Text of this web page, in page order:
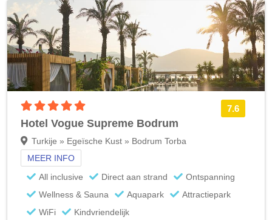
7.6
Hotel Vogue Supreme Bodrum
Turkije » Egeïsche Kust » Bodrum Torba
MEER INFO
All inclusive
Direct aan strand
Ontspanning
Wellness & Sauna
Aquapark
Attractiepark
WiFi
Kindvriendelijk